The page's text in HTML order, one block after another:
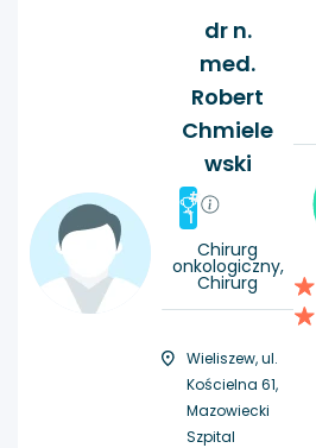
dr n.
med.
Robert
Chmiele
wski
#
1
Chirurg
onkologiczny,
Chirurg
Wieliszew, ul.
Kościelna 61,
Mazowiecki
Szpital